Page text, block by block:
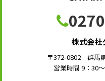
株式会社
〒372-0802 群馬
営業時間 9：30